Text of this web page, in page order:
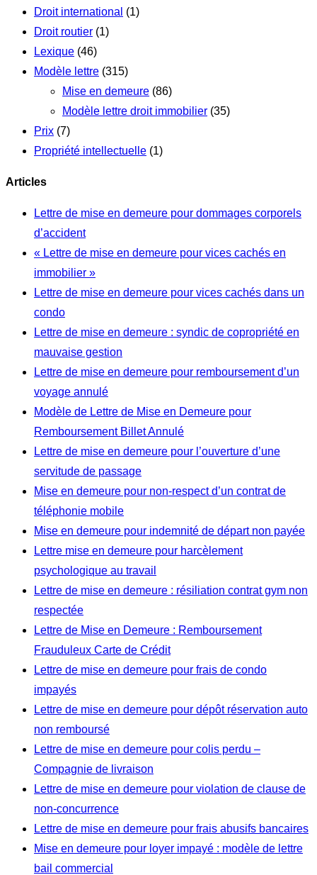
Droit international (1)
Droit routier (1)
Lexique (46)
Modèle lettre (315)
Mise en demeure (86)
Modèle lettre droit immobilier (35)
Prix (7)
Propriété intellectuelle (1)
Articles
Lettre de mise en demeure pour dommages corporels
d’accident
« Lettre de mise en demeure pour vices cachés en
immobilier »
Lettre de mise en demeure pour vices cachés dans un
condo
Lettre de mise en demeure : syndic de copropriété en
mauvaise gestion
Lettre de mise en demeure pour remboursement d’un
voyage annulé
Modèle de Lettre de Mise en Demeure pour
Remboursement Billet Annulé
Lettre de mise en demeure pour l’ouverture d’une
servitude de passage
Mise en demeure pour non-respect d’un contrat de
téléphonie mobile
Mise en demeure pour indemnité de départ non payée
Lettre mise en demeure pour harcèlement
psychologique au travail
Lettre de mise en demeure : résiliation contrat gym non
respectée
Lettre de Mise en Demeure : Remboursement
Frauduleux Carte de Crédit
Lettre de mise en demeure pour frais de condo
impayés
Lettre de mise en demeure pour dépôt réservation auto
non remboursé
Lettre de mise en demeure pour colis perdu –
Compagnie de livraison
Lettre de mise en demeure pour violation de clause de
non-concurrence
Lettre de mise en demeure pour frais abusifs bancaires
Mise en demeure pour loyer impayé : modèle de lettre
bail commercial